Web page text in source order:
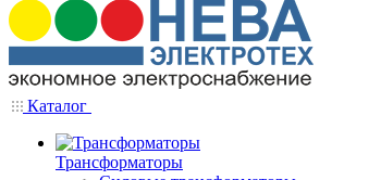
Каталог
Трансформаторы